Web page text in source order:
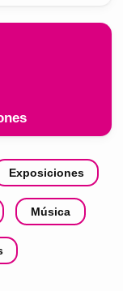
Exposiciones
Música